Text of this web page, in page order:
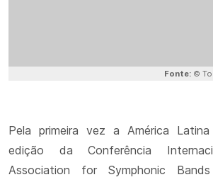
Fonte: ©
Pela primeira vez a América
edição da Conferência
Association for Symphonic